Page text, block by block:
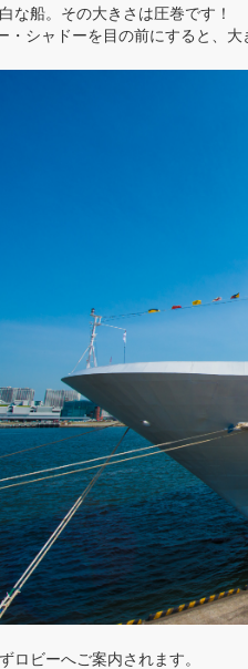
な船。その大きさは圧巻です！
・シャドーを目の前にすると、大
ロビーへご案内されます。